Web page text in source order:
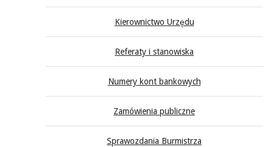
Kierownictwo Urzędu
Referaty i stanowiska
Numery kont bankowych
Zamówienia publiczne
Sprawozdania Burmistrza